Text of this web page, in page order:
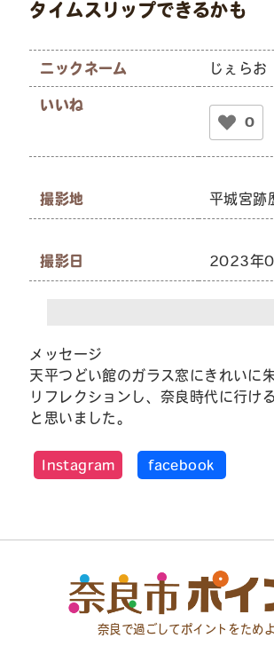
タイムスリップできるかも
ニックネーム じぇらお
いいね
0
撮影地 平城宮跡
撮影日 2023年
メッセージ
天平つどい館のガラス窓にきれいに
リフレクションし、奈良時代に行け
と思いました。
Instagram facebook
奈良で過ごしてポイントをためよ